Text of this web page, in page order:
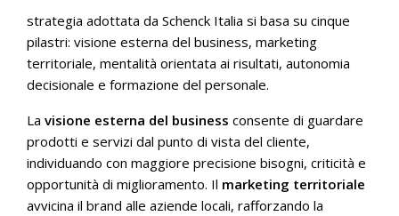
strategia adottata da Schenck Italia si basa su cinque
pilastri: visione esterna del business, marketing
territoriale, mentalità orientata ai risultati, autonomia
decisionale e formazione del personale.
La visione esterna del business consente di guardare
prodotti e servizi dal punto di vista del cliente,
individuando con maggiore precisione bisogni, criticità e
opportunità di miglioramento. Il marketing territoriale
avvicina il brand alle aziende locali, rafforzando la